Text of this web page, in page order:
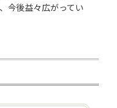
今後益々広がってい